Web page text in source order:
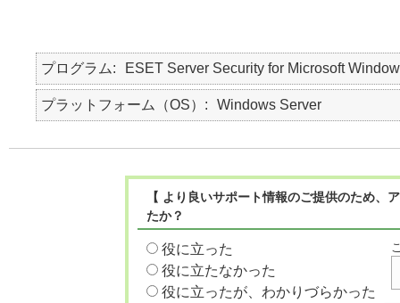
プログラム ESET Server Security for Microsoft
プラットフォーム（OS） Windows Server
【 より良いサポート情報のご提供のため
たか？
役に立った
役に立たなかった
役に立ったが、わかりづらかった